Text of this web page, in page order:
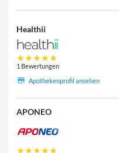
Healthii
1 Bewertungen
Apothekenprofil ansehen
APONEO